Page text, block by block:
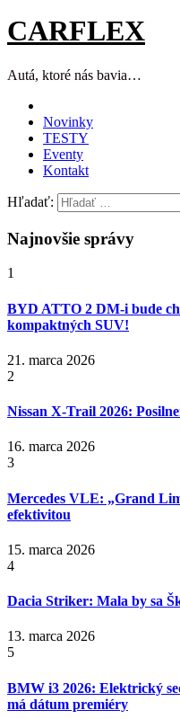
CARFLEX
Autá, ktoré nás bavia…
Novinky
TESTY
Eventy
Kontakt
Hľadať:
Najnovšie správy
1
BYD ATTO 2 DM-i bude
kompaktných SUV!
21. marca 2026
2
Nissan X‑Trail 2026:
16. marca 2026
3
Mercedes VLE: „Grand
efektivitou
15. marca 2026
4
Dacia Striker: Mala by sa
13. marca 2026
5
BMW i3 2026: Elektrický
má dátum premiéry